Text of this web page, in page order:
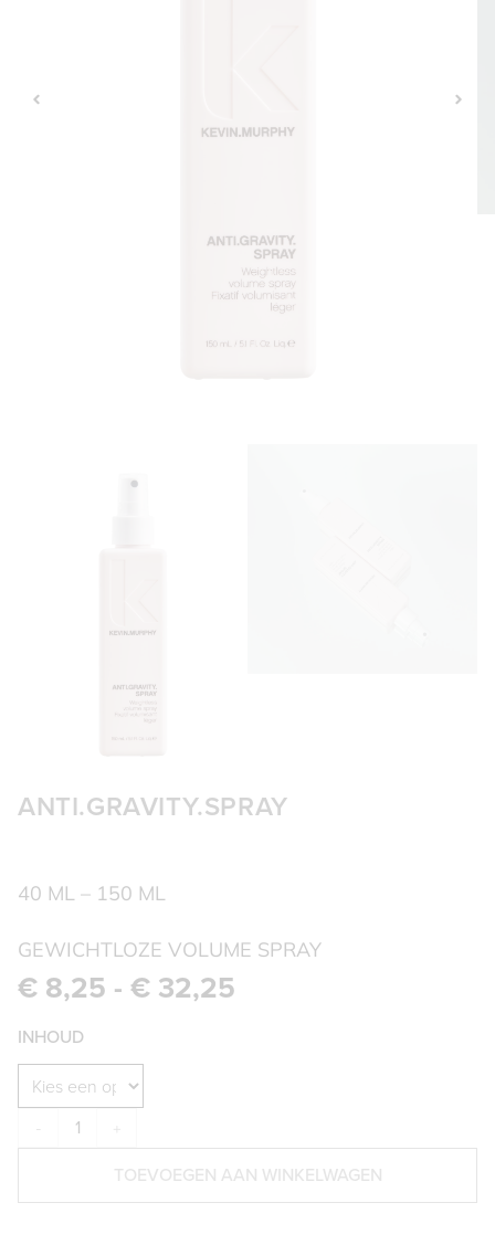
ANTI.GRAVITY.SPRAY
40 ML – 150 ML
GEWICHTLOZE VOLUME SPRAY
€ 8,25 - € 32,25
INHOUD
-
TOEVOEGEN AAN WINKELWAGEN